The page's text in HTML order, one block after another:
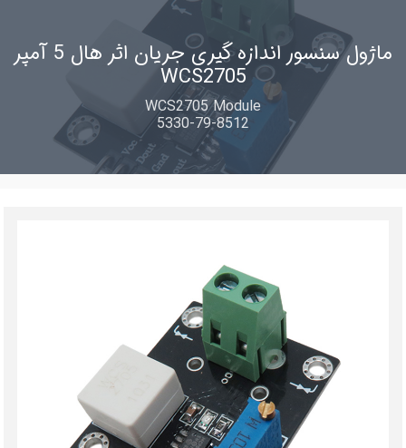
ماژول سنسور اندازه گیری جریان اثر هال 5 آمپر
WCS2705
WCS2705 Module
5330-79-8512